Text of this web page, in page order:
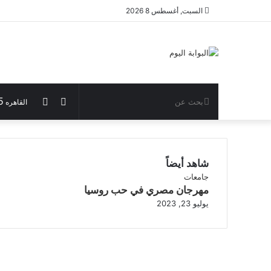
السبت, أغسطس 8 2026
بحث
عن
الوضع
المظلم
مقال
عشوائي
القاهره
شاهد أيضاً
جامعات
مهرجان مصري في حب روسيا
يوليو 23, 2023